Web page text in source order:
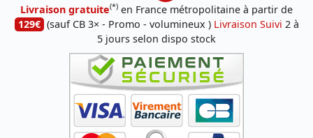
Livraison gratuite(*) en France métropolitaine à partir de
129€ (sauf CB 3× - Promo - volumineux ) Livraison Suivi 2 à
5 jours selon dispo stock